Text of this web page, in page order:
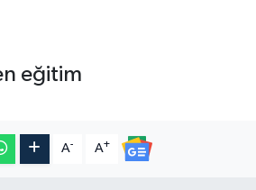
eğitim
A- A+